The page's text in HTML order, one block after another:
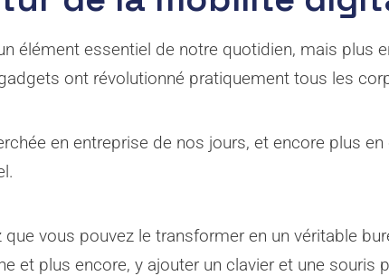
élément essentiel de notre quotidien, mais plus
ont révolutionné pratiquement tous les
en entreprise de nos jours, et encore plus
vous pouvez le transformer en un véritable
et plus encore, y ajouter un clavier et une